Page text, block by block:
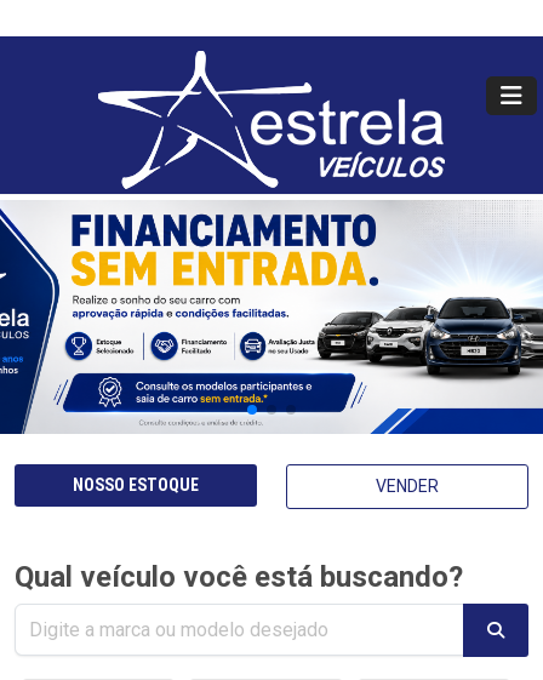
NOSSO ESTOQUE VENDER
Qual veículo você está buscando?